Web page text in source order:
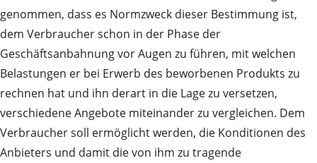
genommen, dass es Normzweck dieser Bestimmung ist,
dem Verbraucher schon in der Phase der
Geschäftsanbahnung vor Augen zu führen, mit welchen
Belastungen er bei Erwerb des beworbenen Produkts zu
rechnen hat und ihn derart in die Lage zu versetzen,
verschiedene Angebote miteinander zu vergleichen. Dem
Verbraucher soll ermöglicht werden, die Konditionen des
Anbieters und damit die von ihm zu tragende